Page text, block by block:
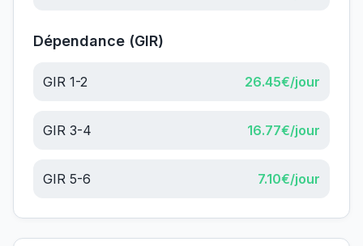
Dépendance (GIR)
GIR 1-2 26.45€/jour
GIR 3-4 16.77€/jour
GIR 5-6 7.10€/jour